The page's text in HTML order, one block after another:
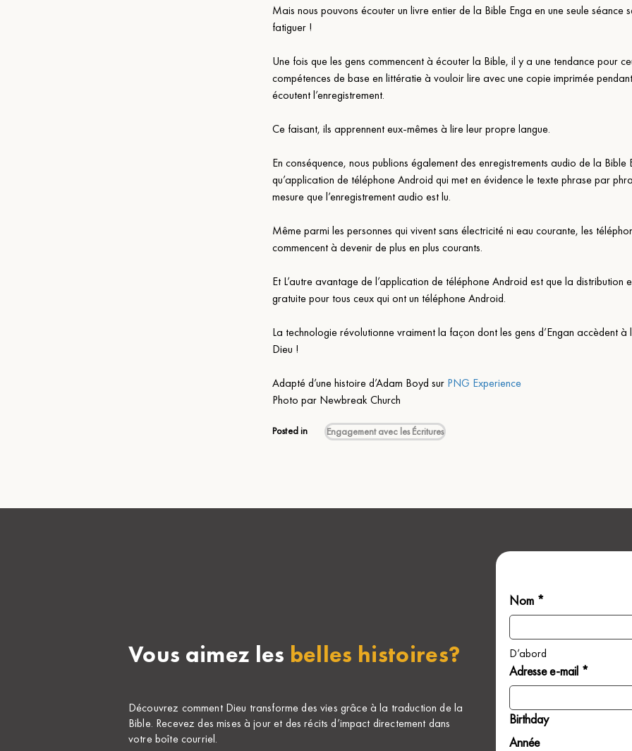
Mais nous pouvons écouter un livre entier de la Bible Enga en une seule séance
fatiguer !
Une fois que les gens commencent à écouter la Bible, il y a une tendance pour
compétences de base en littératie à vouloir lire avec une copie imprimée pendant
écoutent l’enregistrement.
Ce faisant, ils apprennent eux-mêmes à lire leur propre langue.
En conséquence, nous publions également des enregistrements audio de la Bible
qu’application de téléphone Android qui met en évidence le texte phrase par
mesure que l’enregistrement audio est lu.
Même parmi les personnes qui vivent sans électricité ni eau courante, les
commencent à devenir de plus en plus courants.
Et L’autre avantage de l’application de téléphone Android est que la distribution
gratuite pour tous ceux qui ont un téléphone Android.
La technologie révolutionne vraiment la façon dont les gens d’Engan accèdent
Dieu !
Adapté d’une histoire d’Adam Boyd sur PNG Experience
Photo par Newbreak Church
Posted in Engagement avec les Écritures
Vous aimez les belles histoires?
Découvrez comment Dieu transforme des vies grâce à la traduction de la
Bible. Recevez des mises à jour et des récits d’impact directement dans
votre boîte courriel.
Nom *
D’abord
Adresse e-mail *
Birthday
Année